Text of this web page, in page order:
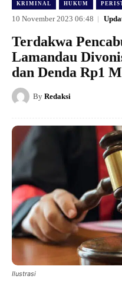
KRIMINAL HUKUM
10 November 2023 06:48
Terdakwa
Lamandau
dan Denda Rp1 M
By Redaksi
Ilustrasi